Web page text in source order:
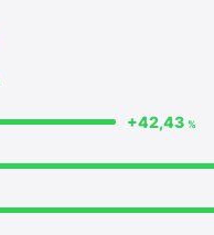
+42,43 %